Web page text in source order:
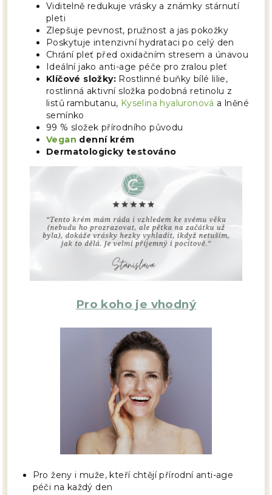
Viditelně redukuje vrásky a známky stárnutí
pleti
Zlepšuje pevnost, pružnost a jas pokožky
Poskytuje intenzivní hydrataci po celý den
Chrání pleť před oxidačním stresem a únavou
Ideální jako anti-age péče pro zralou pleť
Klíčové složky: Rostlinné buňky bílé lilie,
rostlinná aktivní složka podobná retinolu z
listů rambutanu, Kyselina hyaluronová a lněné
semínko
99 % složek přírodního původu
Vegan denní krém
Dermatologicky testováno
Pro koho je vhodný
Pro ženy i muže, kteří chtějí přírodní anti-age
péči na každý den